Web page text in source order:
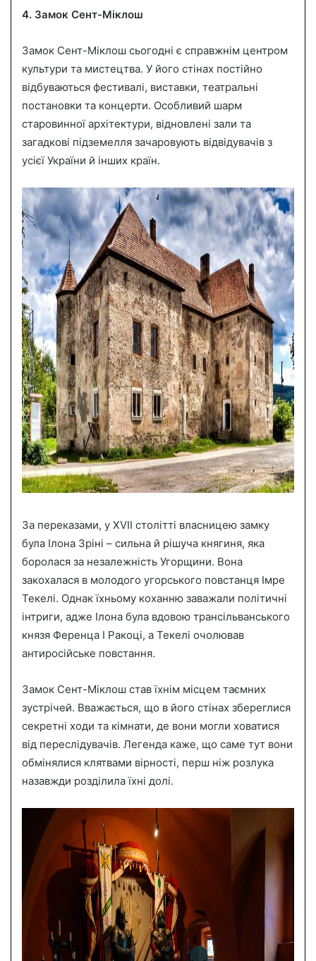
4. Замок Сент-Міклош
Замок Сент-Міклош сьогодні є справжнім центром
культури та мистецтва. У його стінах постійно
відбуваються фестивалі, виставки, театральні
постановки та концерти. Особливий шарм
старовинної архітектури, відновлені зали та
загадкові підземелля зачаровують відвідувачів з
усієї України й інших країн.
За переказами, у XVII столітті власницею замку
була Ілона Зріні – сильна й рішуча княгиня, яка
боролася за незалежність Угорщини. Вона
закохалася в молодого угорського повстанця Імре
Текелі. Однак їхньому коханню заважали політичні
інтриги, адже Ілона була вдовою трансільванського
князя Ференца I Ракоці, а Текелі очолював
антиросійське повстання.
Замок Сент-Міклош став їхнім місцем таємних
зустрічей. Вважається, що в його стінах збереглися
секретні ходи та кімнати, де вони могли ховатися
від переслідувачів. Легенда каже, що саме тут вони
обмінялися клятвами вірності, перш ніж розлука
назавжди розділила їхні долі.